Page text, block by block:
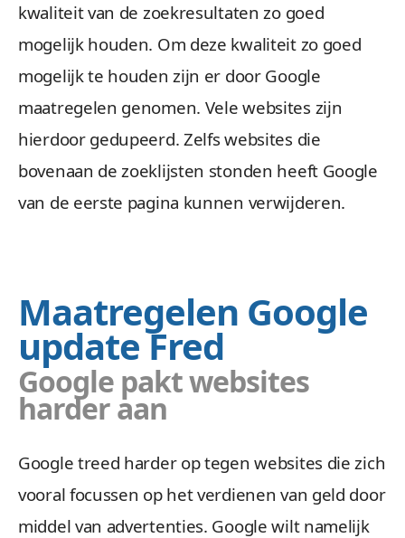
kwaliteit van de zoekresultaten zo goed
mogelijk houden. Om deze kwaliteit zo goed
mogelijk te houden zijn er door Google
maatregelen genomen. Vele websites zijn
hierdoor gedupeerd. Zelfs websites die
bovenaan de zoeklijsten stonden heeft Google
van de eerste pagina kunnen verwijderen.
Maatregelen Google
update Fred
Google pakt websites
harder aan
Google treed harder op tegen websites die zich
vooral focussen op het verdienen van geld door
middel van advertenties. Google wilt namelijk